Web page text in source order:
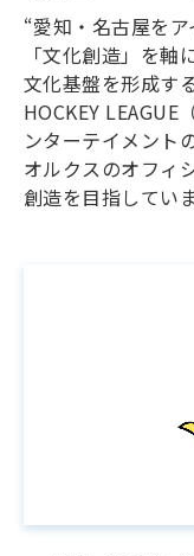
“愛知・名古屋をア
「文化創造」を
文化基盤を形成す
HOCKEY LEAGUE
ンターテイメント
オルクスのオフィ
創造を目指していま